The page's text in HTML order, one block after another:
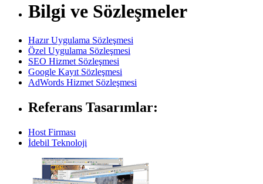
Bilgi ve Sözleşmeler
Hazır Uygulama Sözleşmesi
Özel Uygulama Sözleşmesi
SEO Hizmet Sözleşmesi
Google Kayıt Sözleşmesi
AdWords Hizmet Sözleşmesi
Referans Tasarımlar:
Host Firması
İdebil Teknoloji